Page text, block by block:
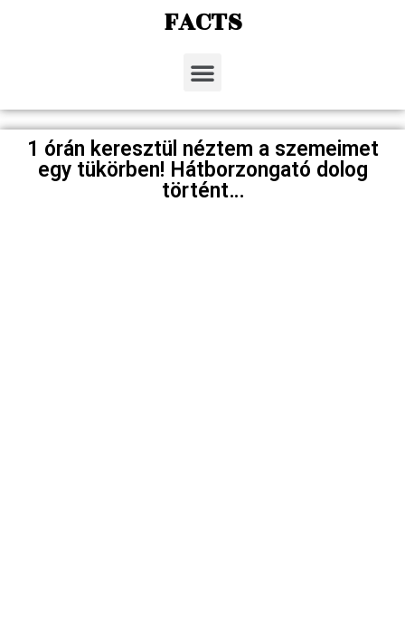
FACTS
1 órán keresztül néztem a szemeimet
egy tükörben! Hátborzongató dolog
történt…